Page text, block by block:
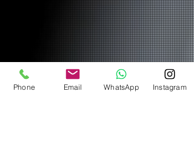
Phone Email WhatsApp Instagram